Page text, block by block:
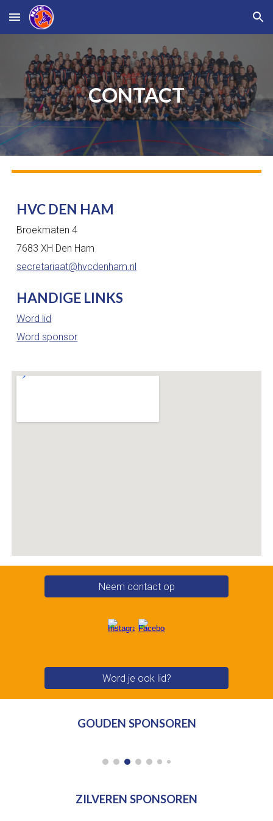
Skip to main content Skip to navigation
CONTACT
HVC DEN HAM
Broekmaten 4
7683 XH Den Ham
secretariaat@hvcdenham.nl
HANDIGE LINKS
Word lid
Word sponsor
Neem contact op
Word je ook lid?
GOUDEN SPONSOREN
ZILVEREN SPONSOREN